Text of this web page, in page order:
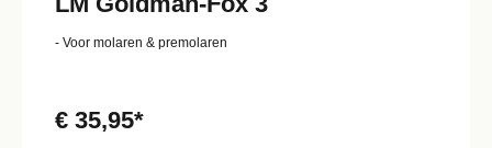
- Voor molaren & premolaren
€ 35,95*